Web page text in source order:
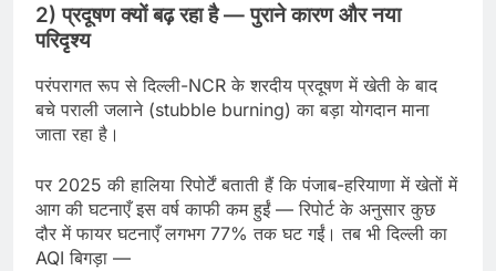
2) प्रदूषण क्यों बढ़ रहा है — पुराने कारण और नया
परिदृश्य
परंपरागत रूप से दिल्ली-NCR के शरदीय प्रदूषण में खेती के बाद
बचे पराली जलाने (stubble burning) का बड़ा योगदान माना
जाता रहा है।
पर 2025 की हालिया रिपोर्टें बताती हैं कि पंजाब-हरियाणा में खेतों में
आग की घटनाएँ इस वर्ष काफी कम हुईं — रिपोर्ट के अनुसार कुछ
दौर में फायर घटनाएँ लगभग 77% तक घट गईं। तब भी दिल्ली का
AQI बिगड़ा —